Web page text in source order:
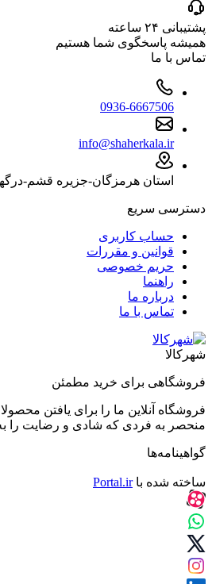
پشتیبانی ۲۴ ساعته
همیشه پاسخگوی شما هستیم
تماس با ما
0936-6667506
info@shaherkala.ir
استان هرمزگان-جزیره قشم-درگهان-
دسترسی سریع
حساب کاربری
قوانین و مقررات
حریم خصوصی
راهنما
درباره ما
تماس با ما
شهرکالا
فروشگاهی برای خرید مطمئن
فروشگاه آنلاین ما را برای یافتن
منحصر به فردی که شادی و رضایت را به
گواهینامه‌ها
ساخته شده باPortal.ir